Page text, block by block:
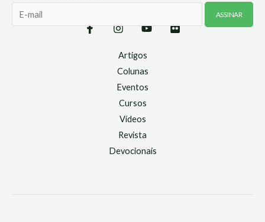
Artigos
Colunas
Eventos
Cursos
Vídeos
Revista
Devocionais